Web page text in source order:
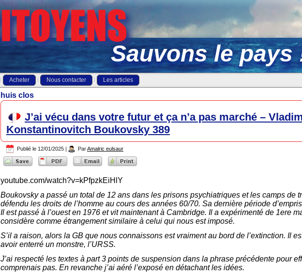
Sauvons le pays
Acheter Nous contacter Les articles
huis clos
J’ai vécu dans votre futur et ça n’a pas marché –
Konstantinovitch Boukovsky 389
Publié le 12/01/2025 | ParAmalric eulsaur
youtube.com/watch?v=kPfpzkEiHlY
Boukovsky a passé un total de 12 ans dans les prisons psychiatriques et les camps de
défendu les droits de l’homme au cours des années 60/70. Sa dernière période
Il est passé à l’ouest en 1976 et vit maintenant à Cambridge. Il a expérimenté de 1ere
considère comme étrangement similaire à celui qui nous est imposé.
S’il a raison, alors la GB que nous connaissons est vraiment au bord de l’extinction. Il
avoir enterré un monstre, l’URSS.
J’ai respecté les textes à part 3 points de suspension dans la phrase précédente pour
comprenais pas. En revanche j’ai aéré l’exposé en détachant les idées.